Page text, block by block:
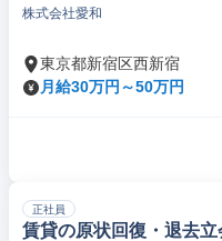
株式会社愛和
東京都新宿区西新宿
月給30万円～50万円
正社員
賃貸の原状回復・退去